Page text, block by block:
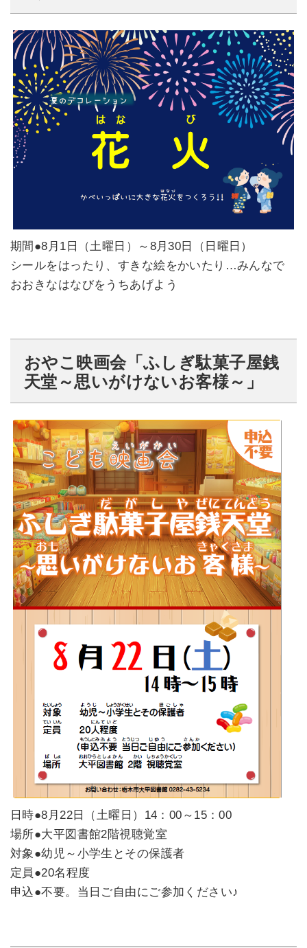
期間●8月1日（土曜日）～8月30日（日曜日）
シールをはったり、すきな絵をかいたり…みんなで
おおきなはなびをうちあげよう
おやこ映画会「ふしぎ駄菓子屋銭
天堂～思いがけないお客様～」
日時●8月22日（土曜日）14：00～15：00
場所●大平図書館2階視聴覚室
対象●幼児～小学生とその保護者
定員●20名程度
申込●不要。当日ご自由にご参加ください♪